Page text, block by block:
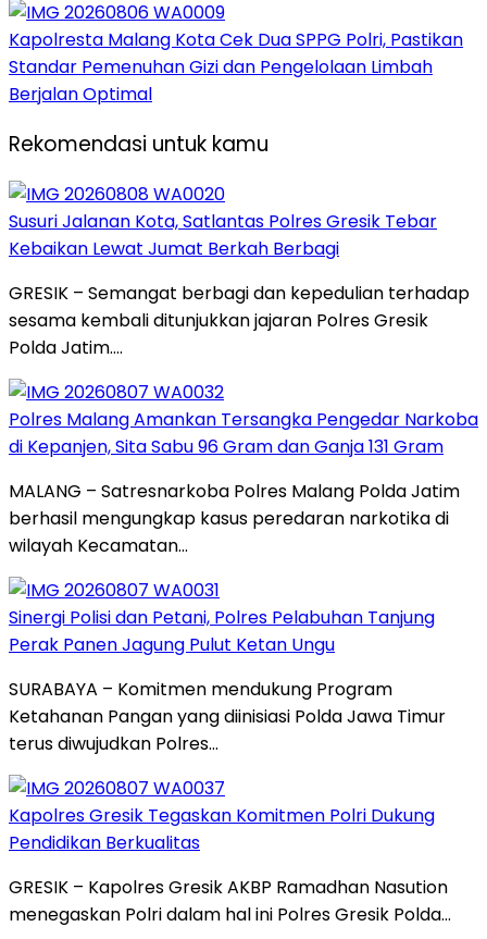
Kapolresta Malang Kota Cek Dua SPPG Polri, Pastikan
Standar Pemenuhan Gizi dan Pengelolaan Limbah
Berjalan Optimal
Rekomendasi untuk kamu
Susuri Jalanan Kota, Satlantas Polres Gresik Tebar
Kebaikan Lewat Jumat Berkah Berbagi
GRESIK – Semangat berbagi dan kepedulian terhadap
sesama kembali ditunjukkan jajaran Polres Gresik
Polda Jatim….
Polres Malang Amankan Tersangka Pengedar Narkoba
di Kepanjen, Sita Sabu 96 Gram dan Ganja 131 Gram
MALANG – Satresnarkoba Polres Malang Polda Jatim
berhasil mengungkap kasus peredaran narkotika di
wilayah Kecamatan…
Sinergi Polisi dan Petani, Polres Pelabuhan Tanjung
Perak Panen Jagung Pulut Ketan Ungu
SURABAYA – Komitmen mendukung Program
Ketahanan Pangan yang diinisiasi Polda Jawa Timur
terus diwujudkan Polres…
Kapolres Gresik Tegaskan Komitmen Polri Dukung
Pendidikan Berkualitas
GRESIK – Kapolres Gresik AKBP Ramadhan Nasution
menegaskan Polri dalam hal ini Polres Gresik Polda…